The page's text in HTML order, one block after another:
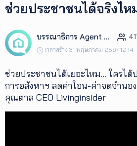
AgentClub
ช่วยประชาชนได้จริงไห
บรรณาธิการ Agent Club
เวลาสร้าง 31 พฤษภาคม 2567 12:14
ช่วยประชาชนได้เยอะไหม... ใครได้
การอสังหาฯ ลดค่าโอน-ค่าจดจำนอ
คุณตาล CEO Livinginsider